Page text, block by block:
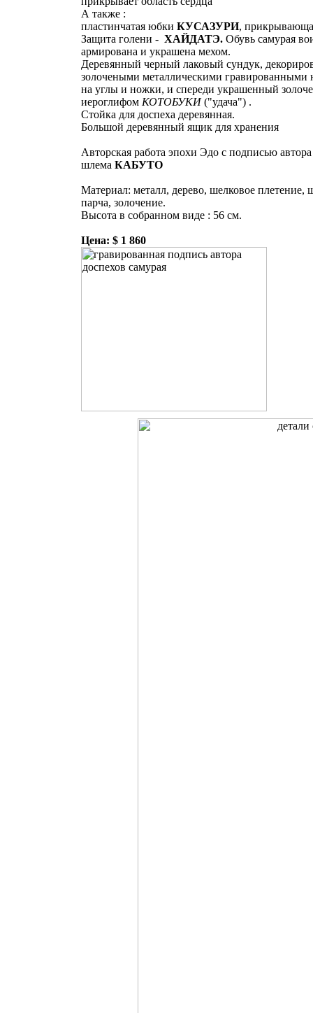
А также :
пластинчатая юбки КУСАЗУРИ,
Защита голени - ХАЙДАТЭ. Обувь самурая
армирована и украшена мехом.
Деревянный черный лаковый сундук,
золочеными металлическими гравированными
на углы и ножки, и спереди украшенный
иероглифом КОТОБУКИ("удача") .
Стойка для доспеха деревянная.
Большой деревянный ящик для хранения
Авторская работа эпохи Эдо с подписью автора
шлема КАБУТО
Материал: металл, дерево, шелковое плетение,
парча, золочение.
Высота в собранном виде : 56 см.
Цена: $ 1 860